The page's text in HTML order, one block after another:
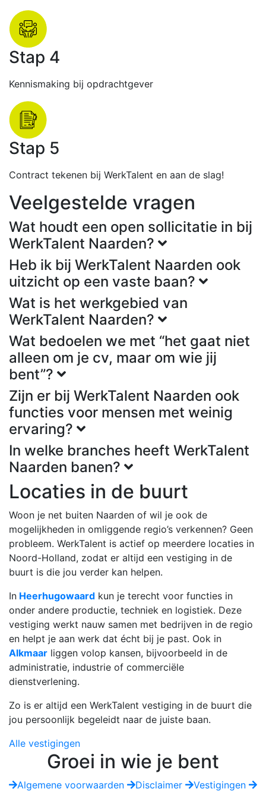
Stap 4
Kennismaking bij opdrachtgever
Stap 5
Contract tekenen bij WerkTalent en aan de slag!
Veelgestelde vragen
Wat houdt een open sollicitatie in bij
WerkTalent Naarden?
Heb ik bij WerkTalent Naarden ook
uitzicht op een vaste baan?
Wat is het werkgebied van
WerkTalent Naarden?
Wat bedoelen we met “het gaat niet
alleen om je cv, maar om wie jij
bent”?
Zijn er bij WerkTalent Naarden ook
functies voor mensen met weinig
ervaring?
In welke branches heeft WerkTalent
Naarden banen?
Locaties in de buurt
Woon je net buiten Naarden of wil je ook de
mogelijkheden in omliggende regio’s verkennen? Geen
probleem. WerkTalent is actief op meerdere locaties in
Noord-Holland, zodat er altijd een vestiging in de
buurt is die jou verder kan helpen.
In Heerhugowaard kun je terecht voor functies in
onder andere productie, techniek en logistiek. Deze
vestiging werkt nauw samen met bedrijven in de regio
en helpt je aan werk dat écht bij je past. Ook in
Alkmaar liggen volop kansen, bijvoorbeeld in de
administratie, industrie of commerciële
dienstverlening.
Zo is er altijd een WerkTalent vestiging in de buurt die
jou persoonlijk begeleidt naar de juiste baan.
Alle vestigingen
Groei in wie je bent
Algemene voorwaarden Disclaimer
Vestigingen